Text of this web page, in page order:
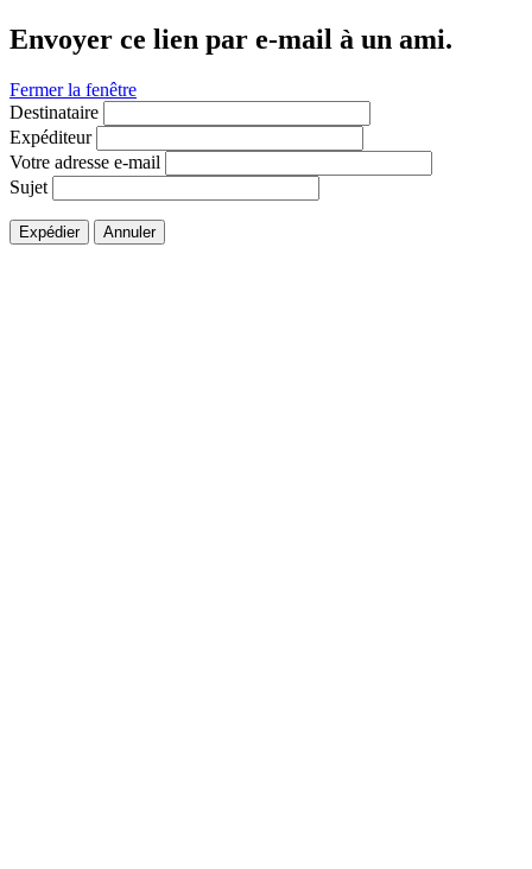
Envoyer ce lien par e-mail à un ami.
Fermer la fenêtre
Destinataire
Expéditeur
Votre adresse e-mail
Sujet
Expédier Annuler